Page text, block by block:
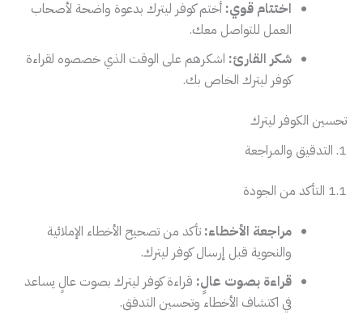
اختتام قوي: أختم كوفر ليترك بدعوة واضحة لأصحاب
العمل للتواصل معك.
شكر القارئ: اشكرهم على الوقت الذي خصصوه لقراءة
كوفر ليترك الخاص بك.
تحسين الكوفر ليترك
1. التدقيق والمراجعة
1.1 التأكد من الجودة
مراجعة الأخطاء: تأكد من تصحيح الأخطاء الإملائية
والنحوية قبل إرسال كوفر ليترك.
قراءة بصوت عالٍ: قراءة كوفر ليترك بصوت عالٍ يساعد
في اكتشاف الأخطاء وتحسين التدفق.